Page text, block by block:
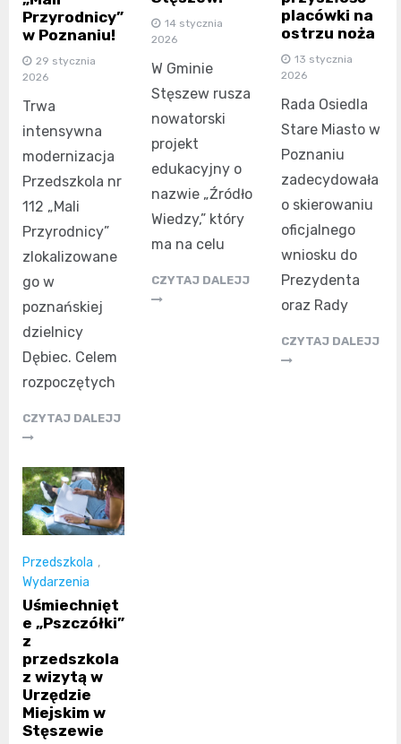
Przyrodnicy”
w Poznaniu!
29 stycznia
2026
Trwa
intensywna
modernizacja
Przedszkola nr
112 „Mali
Przyrodnicy”
zlokalizowane
go w
poznańskiej
dzielnicy
Dębiec. Celem
rozpoczętych
CZYTAJ DALEJJ
14 stycznia
2026
W Gminie
Stęszew rusza
nowatorski
projekt
edukacyjny o
nazwie „Źródło
Wiedzy,” który
ma na celu
CZYTAJ DALEJJ
placówki na
ostrzu noża
13 stycznia
2026
Rada Osiedla
Stare Miasto w
Poznaniu
zadecydowała
o skierowaniu
oficjalnego
wniosku do
Prezydenta
oraz Rady
CZYTAJ DALEJJ
Przedszkola ,
Wydarzenia
Uśmiechnięt
e „Pszczółki”
z
przedszkola
z wizytą w
Urzędzie
Miejskim w
Stęszewie